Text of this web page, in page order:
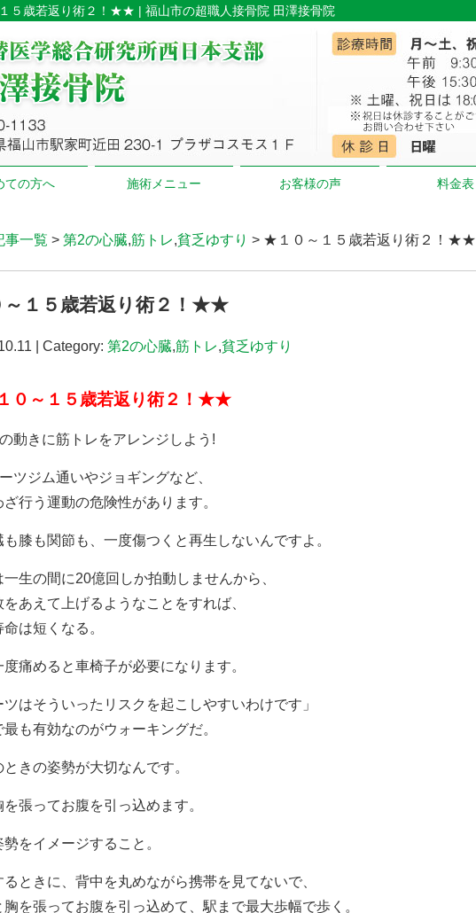
５歳若返り術２！★★ | 福山市の超職人接骨院 田澤接骨院
ての方へ 施術メニュー お客様の声 料金表
事一覧 > 第2の心臓,筋トレ,貧乏ゆすり > ★１０～１５歳若返り術２！★★
１５歳若返り術２！★★
| Category: 第2の心臓,筋トレ,貧乏ゆすり
～１５歳若返り術２！★★
動きに筋トレをアレンジしよう!
ツジム通いやジョギングなど、
ざ行う運動の危険性があります。
も膝も関節も、一度傷つくと再生しないんですよ。
一生の間に20億回しか拍動しませんから、
をあえて上げるようなことをすれば、
は短くなる。
度痛めると車椅子が必要になります。
ツはそういったリスクを起こしやすいわけです」
最も有効なのがウォーキングだ。
ときの姿勢が大切なんです。
を張ってお腹を引っ込めます。
勢をイメージすること。
るときに、背中を丸めながら携帯を見てないで、
胸を張ってお腹を引っ込めて、駅まで最大歩幅で歩く。